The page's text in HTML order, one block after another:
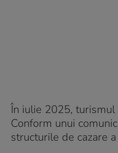
În iulie 2025, turismul
Conform unui
structurile de cazare